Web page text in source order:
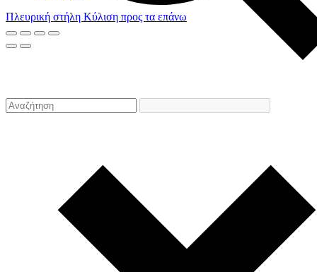
Πλευρική στήλη Κύλιση προς τα επάνω